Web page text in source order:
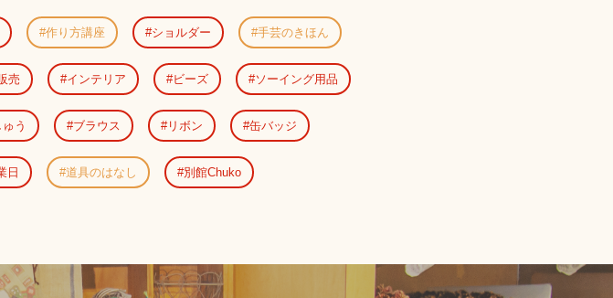
作り方講座 ショルダー 手芸のきほん
売 インテリア ビーズ ソーイング用品
う ブラウス リボン 缶バッジ
日 道具のはなし 別館Chuko